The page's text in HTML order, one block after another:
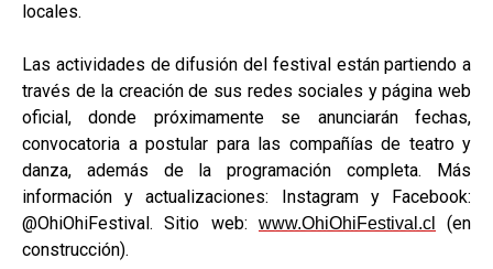
locales.
Las actividades de difusión del festival están partiendo a
través de la creación de sus redes sociales y página web
oficial, donde próximamente se anunciarán fechas,
convocatoria a postular para las compañías de teatro y
danza, además de la programación completa. Más
información y actualizaciones: Instagram y Facebook:
@OhiOhiFestival. Sitio web: www.OhiOhiFestival.cl
(en
construcción).